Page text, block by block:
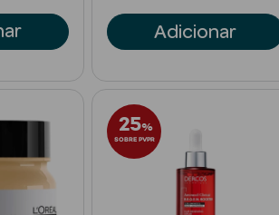
Adicionar
25%
SOBRE PVPR